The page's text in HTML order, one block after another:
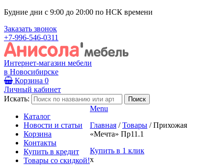
Будние дни с 9:00 до 20:00 по НСК времени
Заказать звонок
+7-996-546-0311
Интернет-магазин мебели
в Новосибирске
Корзина 0
Личный кабинет
Искать:
Каталог
Новости и статьи
Корзина
Контакты
Купить в кредит
Товары со скидкой!
Menu
Главная / Товары / Прихожая
«Мечта» Пр11.1
Купить в 1 клик
x